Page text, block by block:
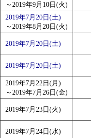
～ 2019年9月10日(火)
2019年7月20日(土)
～ 2019年8月20日(火)
2019年7月20日(土)
2019年7月20日(土)
2019年7月22日(月)
～ 2019年7月26日(金)
2019年7月23日(火)
2019年7月24日(水)